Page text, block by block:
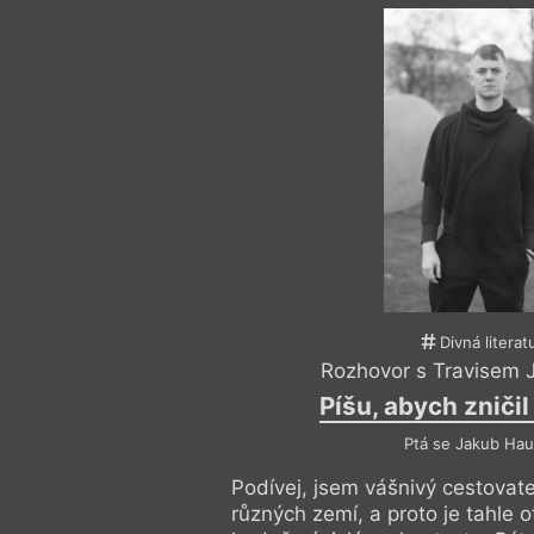
Divná
Rozhovor s Travisem
Píšu, abych
Ptá se Jakub
Podívej, jsem vášnivý
různých zemí, a proto je tahle